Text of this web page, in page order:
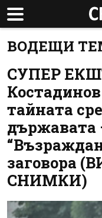
ВОДЕЩИ
СУПЕР
тайната
държавата
заговора
СНИМКИ)